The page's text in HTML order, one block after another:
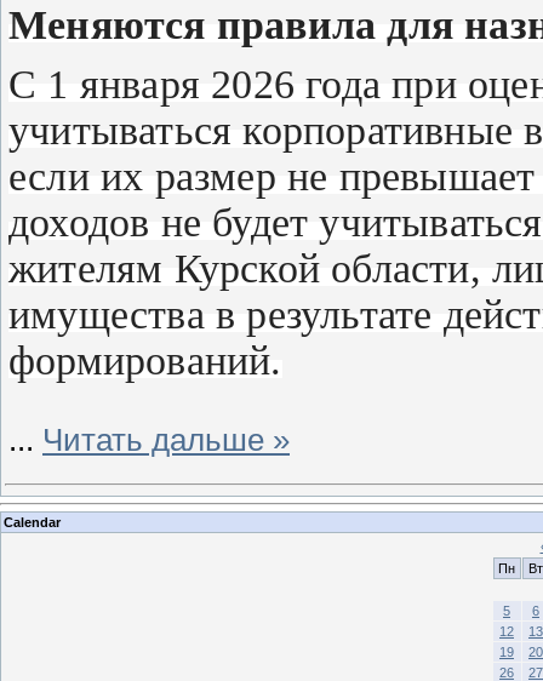
Меняются правила для
С 1 января 2026 года при
учитываться
если их размер не
доходов не будет
жителям Курской области,
имущества в результате
формирований.
... Читать дальше »
Calendar
Пн
Вт
5
6
12
13
19
20
26
27